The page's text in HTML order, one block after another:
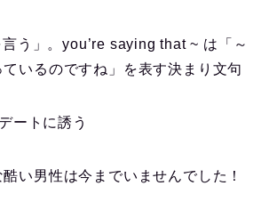
言う」。you’re saying that ~ は「～
いるのですね」を表す決まり文句
ートに誘う
い男性は今までいませんでした！